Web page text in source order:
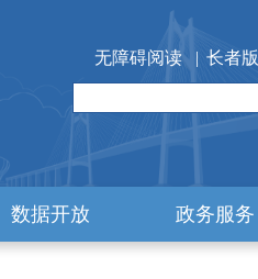
无障碍阅读 | 长者版
数据开放 政务服务